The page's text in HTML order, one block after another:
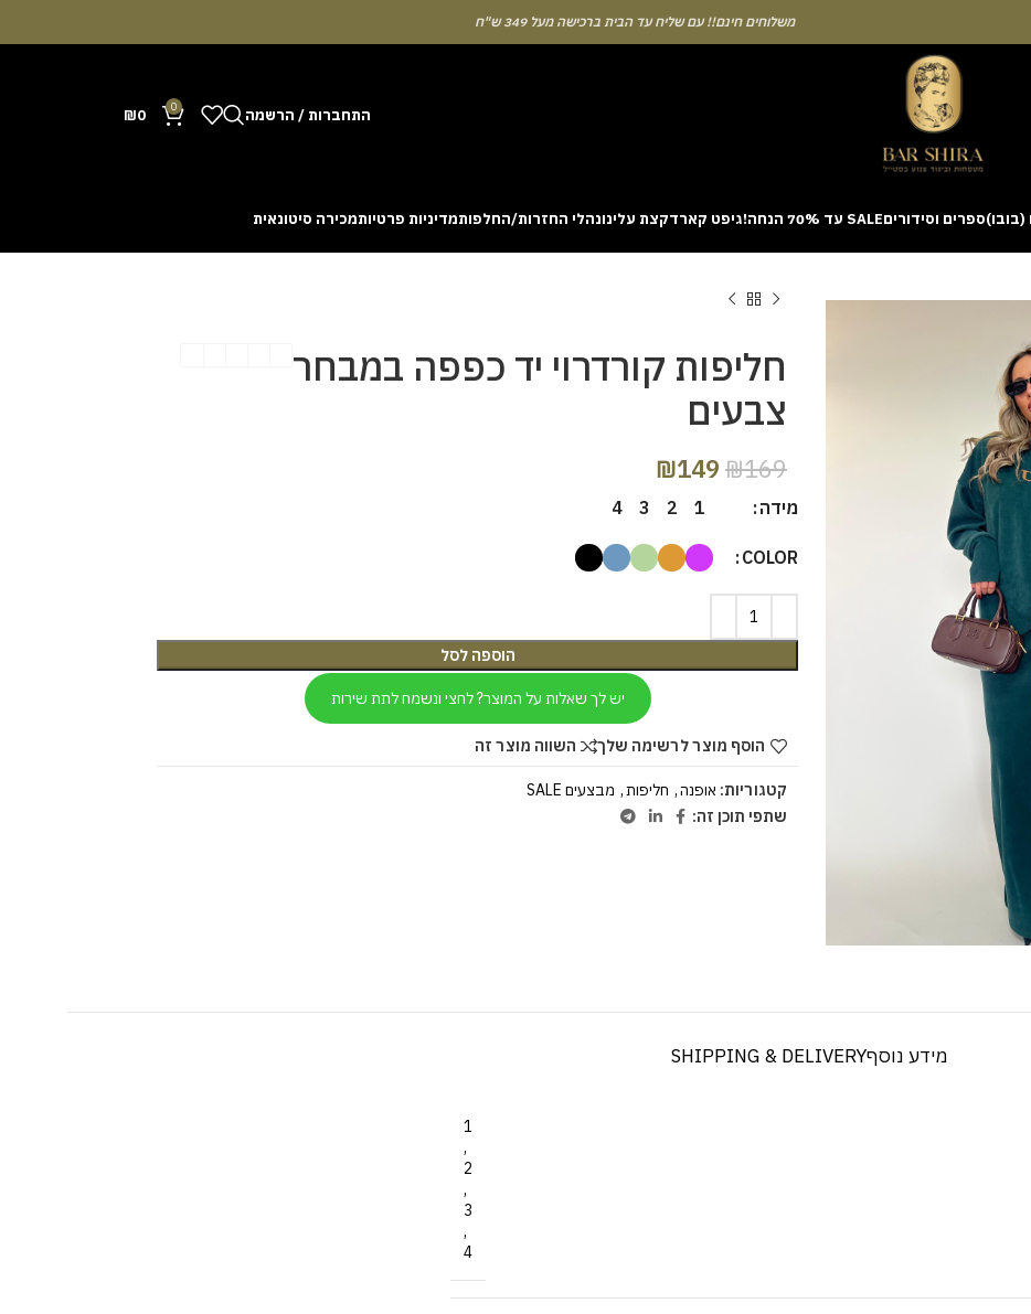
משלוחים חינם!! עם שליח עד הבית ברכישה מעל 349 ש"ח
התחברות / הרשמה 0
₪0
(בובו)ספרים וסידוריםSALE עד 70% הנחה! גיפט קארדקצת עלינונהלי החזרות/החלפותמדיניות פרטיותמכירה סיטונאית
cash out before a rising multiplier disappears from view. Learning the rhythm can take a few attempts. A helpful way to begin
with the interface. Some enthusiasts share tactics on sites like [aviatordreamliner.com] where they discuss the statistical
provably fair system
חליפות קורדרוי יד כפפה במבחר
צבעים
₪169
₪149
מידה 1
2
3
4
COLOR
הוספה לסל
יש לך שאלות על המוצר? לחצי ונשמח לתת שירות
הוסף מוצר לרשימה שלך השווה מוצר זה
קטגוריות: אופנה, חליפות, מבצעים SALE
שתפי תוכן זה:
מידע נוסףSHIPPING & DELIVERY
1
,
2
,
3
,
4